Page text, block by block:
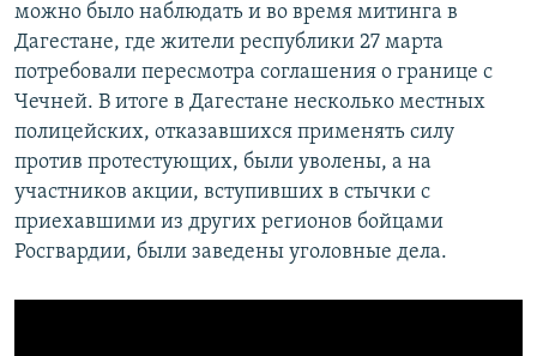
можно было наблюдать и во время митинга в
Дагестане, где жители республики 27 марта
потребовали пересмотра соглашения о границе с
Чечней. В итоге в Дагестане несколько местных
полицейских, отказавшихся применять силу
против протестующих, были уволены, а на
участников акции, вступивших в стычки с
приехавшими из других регионов бойцами
Росгвардии, были заведены уголовные дела.